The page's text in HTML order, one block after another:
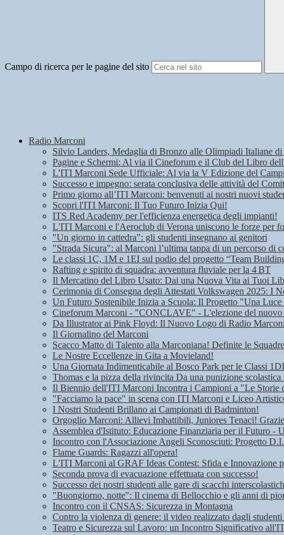
Campo di ricerca per le pagine del sito
Radio Marconi
Silvio Landers, Medaglia di Bronzo alle Olimpiadi Italiane
Pagine e Schermi: Al via il Cineforum e il Club del Libro
L'ITI Marconi Sede Ufficiale: Al via la V Edizione del
Successo e impegno: serata conclusiva delle attività del
Primo giorno all’ITI Marconi: benvenuti ai nostri nuovi
Scopri l'ITI Marconi: Il Tuo Futuro Inizia Qui!
ITS Red Academy per l'efficienza energetica degli impianti!
L'ITI Marconi e l'Aeroclub di Verona uniscono le forze per
"Un giorno in cattedra": gli studenti insegnano ai genitori
"Strada Sicura": al Marconi l’ultima tappa di un percorso di
Le classi 1C, 1M e 1EI sul podio del progetto “Team
Rafting e spirito di squadra: avventura fluviale per la 4 BT
Il Mercatino del Libro Usato: Dai una Nuova Vita ai Tuoi
Cerimonia di Consegna degli Attestati Volkswagen 2025: I
Un Futuro Sostenibile Inizia a Scuola: Il Progetto "Una
Cineforum Marconi - "CONCLAVE" - L'elezione del nuovo
Da Illustrator ai Pink Floyd: Il Nuovo Logo di Radio
Il Giornalino del Marconi
Scacco Matto di Talento alla Marconiana! Definite le
Le Nostre Eccellenze in Gita a Movieland!
Una Giornata Indimenticabile al Bosco Park per le Classi
Thomas e la pizza della rivincita Da una punizione scolastica
Il Biennio dell'ITI Marconi Incontra i Campioni a "Le Storie
"Facciamo la pace" in scena con ITI Marconi e Liceo
I Nostri Studenti Brillano ai Campionati di Badminton!
Orgoglio Marconi: Allievi Imbattibili, Juniores Tenaci!
Assemblea d'Istituto: Educazione Finanziaria per il Futuro -
Incontro con l'Associazione Angeli Sconosciuti: Progetto
Flame Guards: Ragazzi all'opera!
L'ITI Marconi al GRAF Ideas Contest: Sfida e Innovazione
Seconda prova di evacuazione effettuata con successo!
Successo dei nostri studenti alle gare di scacchi
"Buongiorno, notte": Il cinema di Bellocchio e gli anni di
Incontro con il CNSAS: Sicurezza in Montagna
Contro la violenza di genere: il video realizzato dagli
Teatro e Sicurezza sul Lavoro: un Incontro Significativo